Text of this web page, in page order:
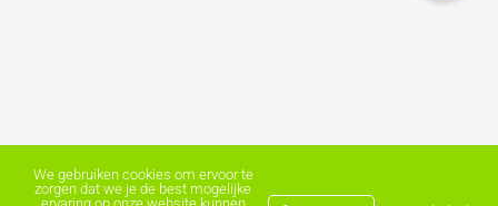
We gebruiken cookies om ervoor te
zorgen dat we je de best mogelijke